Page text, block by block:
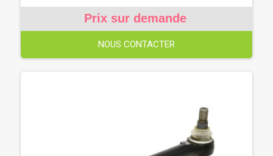
Prix sur demande
NOUS CONTACTER